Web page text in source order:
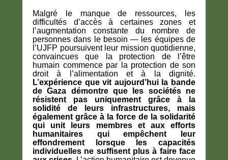
Malgré le manque de ressources, les
difficultés d’accès à certaines zones et
l’augmentation constante du nombre de
personnes dans le besoin — les équipes de
l’UJFP poursuivent leur mission quotidienne,
convaincues que la protection de l’être
humain commence par la protection de son
droit à l’alimentation et à la dignité.
L’expérience que vit aujourd’hui la bande
de Gaza démontre que les sociétés ne
résistent pas uniquement grâce à la
solidité de leurs infrastructures, mais
également grâce à la force de la solidarité
qui unit leurs membres et aux efforts
humanitaires qui empêchent leur
effondrement lorsque les capacités
individuelles ne suffisent plus à faire face